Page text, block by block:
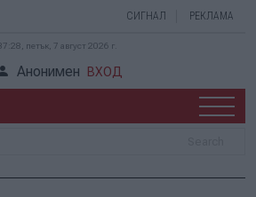
СИГНАЛ РЕКЛАМА
петък, 7 август 2026 г.
Анонимен ВХОД